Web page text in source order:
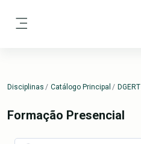
Disciplinas Catálogo Principal DGERT
Formação Presencial